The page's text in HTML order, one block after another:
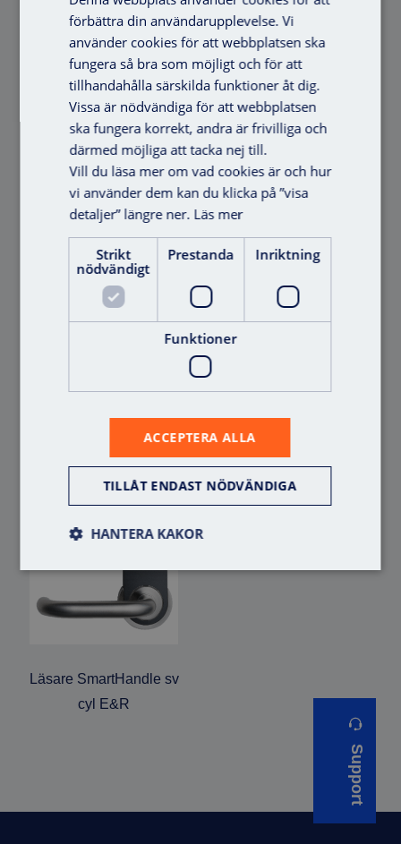
Support
Tillbehör
Programmeringsenhet
Smartstick AX
Liknande produkter
Läsare SmartHandle sv
cyl E&R
förbättra din användarupplevelse. Vi
använder cookies för att webbplatsen ska
fungera så bra som möjligt och för att
tillhandahålla särskilda funktioner åt dig.
Vissa är nödvändiga för att webbplatsen
ska fungera korrekt, andra är frivilliga och
därmed möjliga att tacka nej till.
Vill du läsa mer om vad cookies är och hur
vi använder dem kan du klicka på ”visa
detaljer” längre ner. Läs mer
Strikt
nödvändigt
Prestanda Inriktning
Funktioner
ACCEPTERA ALLA
TILLÅT ENDAST NÖDVÄNDIGA
HANTERA KAKOR